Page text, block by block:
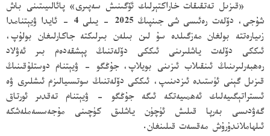
«قىزىل تەتقىقات خاراكتېرلىك ئۆگىنىش سەپىرى» پائالىيىتىنى باش
شۇجى، دۆلەت رەئىسى شى جىنپىڭ 2025 - يىلى 4 - ئايدا ۋيېتنامدا
زىيارەتتە بولغان مەزگىلدە سۇ لىن بىلەن بىرلىكتە جاكارلىغان بولۇپ،
ئىككى دۆلەت ياشلىرىنى ئىككى دۆلەتنىڭ پېشقەدەم بىر ئەۋلاد
رەھبەرلىرىنىڭ ئىنقىلاب ئىزىنى بويلاپ، جۇڭگو - ۋيېتنام دوستلۇقىنىڭ
قىزىل گېنى ئۈستىدە ئىزدىنىپ، ئىككى دۆلەتنىڭ سوتسىيالىزم ئىشلىرى ۋە
ئىستراتېگىيەلىك ئەھمىيەتكە ئىگە جۇڭگو - ۋيېتنام تەقدىر ئورتاق
گەۋدىسى بەرپا قىلىش ئۈچۈن ياشلىق كۈچىنى مۇجەسسەملەشكە
ئىلھاملاندۇرۇش مەقسەت قىلىنغان.